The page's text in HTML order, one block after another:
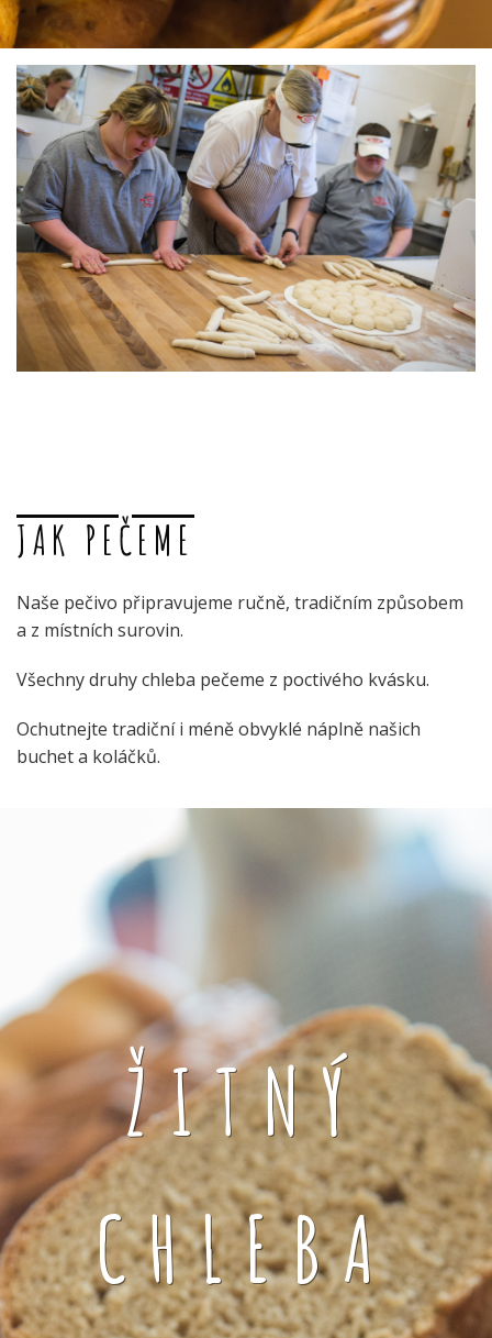
JAK PEČEME
Naše pečivo připravujeme ručně, tradičním způsobem
a z místních surovin.
Všechny druhy chleba pečeme z poctivého kvásku.
Ochutnejte tradiční i méně obvyklé náplně našich
buchet a koláčků.
ŽITNÝ
CHLEBA